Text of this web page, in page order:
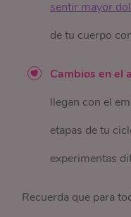
sentir mayor
de tu cuerpo
Cambios en el
llegan con el
etapas de tu
experimentas
Recuerda que para